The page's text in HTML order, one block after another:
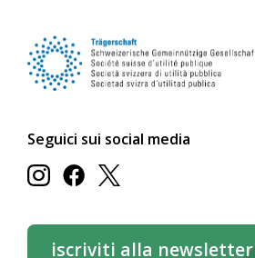
Seguici sui social media
iscriviti alla newsletter